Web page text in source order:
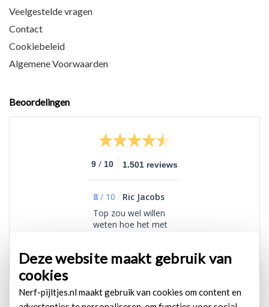
Deze website maakt gebruik van
cookies
Nerf-pijltjes.nl maakt gebruik van cookies om content en
Veelgestelde vragen
Contact
Cookiebeleid
Algemene Voorwaarden
Beoordelingen
9 / 10 1.501 reviews
8 / 10
Ric Jacobs
Top zou wel willen
weten hoe het met